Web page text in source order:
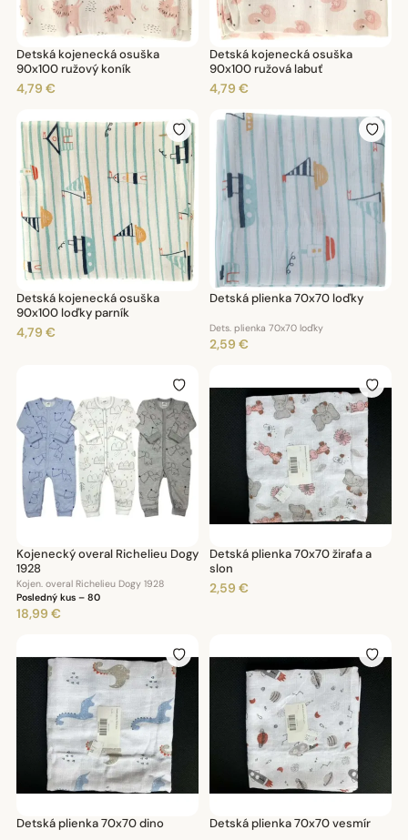
Detská kojenecká osuška
90x100 ružový koník
4,79 €
Detská kojenecká osuška
90x100 ružová labuť
4,79 €
Detská kojenecká osuška
90x100 loďky parník
4,79 €
Detská plienka 70x70 loďky
Dets. plienka 70x70 loďky
2,59 €
Kojenecký overal Richelieu Dogy
1928
Kojen. overal Richelieu Dogy 1928
Posledný kus – 80
18,99 €
Detská plienka 70x70 žirafa a
slon
2,59 €
Detská plienka 70x70 dino Detská plienka 70x70 vesmír